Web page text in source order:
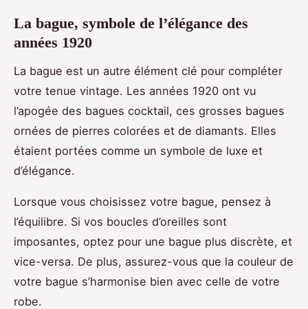
La bague, symbole de l’élégance des
années 1920
La bague est un autre élément clé pour compléter
votre tenue vintage. Les années 1920 ont vu
l’apogée des bagues cocktail, ces grosses bagues
ornées de pierres colorées et de diamants. Elles
étaient portées comme un symbole de luxe et
d’élégance.
Lorsque vous choisissez votre bague, pensez à
l’équilibre. Si vos boucles d’oreilles sont
imposantes, optez pour une bague plus discrète, et
vice-versa. De plus, assurez-vous que la couleur de
votre bague s’harmonise bien avec celle de votre
robe.